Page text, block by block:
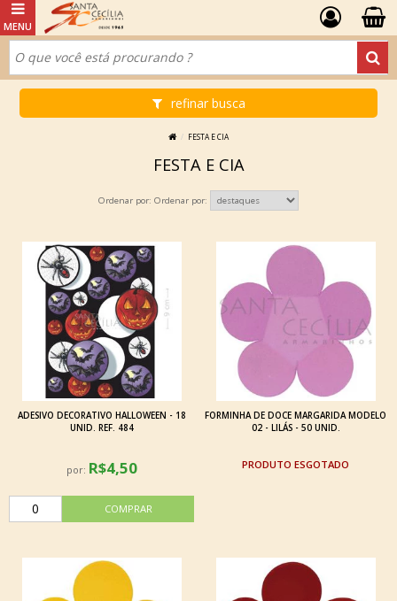
refinar busca
FESTA E CIA
FESTA E CIA
Ordenar por:
ADESIVO DECORATIVO HALLOWEEN - 18
UNID. REF. 484
por: R$4,50
FORMINHA DE DOCE MARGARIDA MODELO
02 - LILÁS - 50 UNID.
ESGOTADO